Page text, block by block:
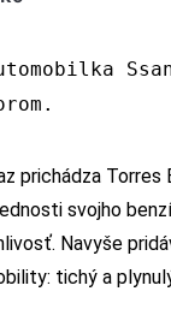
prichádza
svojho
Navyše
tichý a